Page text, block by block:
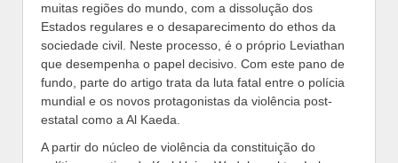
muitas regiões do mundo, com a dissolução dos
Estados regulares e o desaparecimento do ethos da
sociedade civil. Neste processo, é o próprio Leviathan
que desempenha o papel decisivo. Com este pano de
fundo, parte do artigo trata da luta fatal entre o polícia
mundial e os novos protagonistas da violência post-
estatal como a Al Kaeda.
A partir do núcleo de violência da constituição do